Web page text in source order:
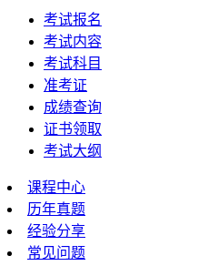
考试报名
考试内容
考试科目
准考证
成绩查询
证书领取
考试大纲
课程中心
历年真题
经验分享
常见问题